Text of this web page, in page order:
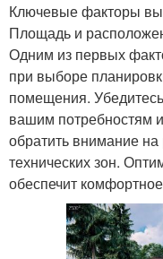
Ключевые факторы
Площадь и
Одним из первых
при выборе
помещения.
вашим потребностям
обратить внимание
технических зон.
обеспечит